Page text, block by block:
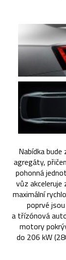
Nabídka
agregáty,
pohonná
vůz
maximální
poprvé
a třízónová
motory
do 206 kW